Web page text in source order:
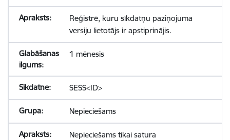
Reģistrē, kuru sīkdatņu paziņojuma
versiju lietotājs ir apstiprinājis.
1 mēnesis
SESS<ID>
Nepieciešams
Nepieciešams tikai satura